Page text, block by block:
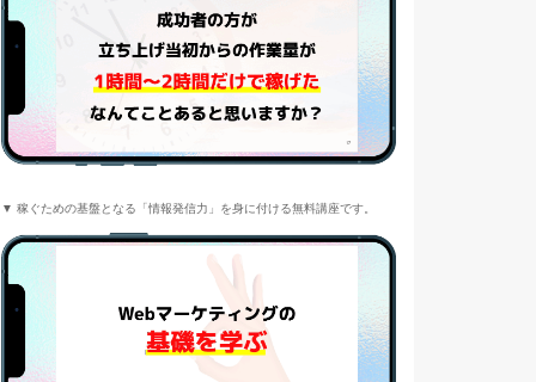
▼ 稼ぐための基盤となる「情報発信力」を身に付ける無料講座です。